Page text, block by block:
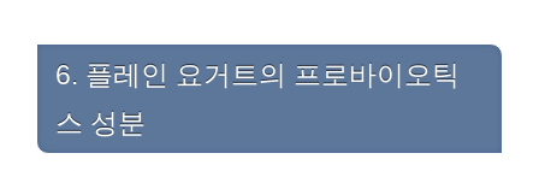
6. 플레인 요거트의 프로바이오틱
스 성분